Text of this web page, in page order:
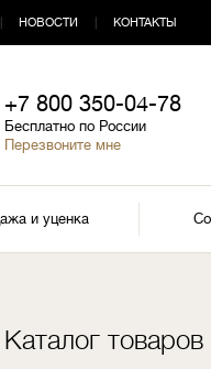
НОВОСТИ КОНТАКТЫ
+7 800 350-04-78
Бесплатно по России
Перезвоните мне
и уценка
Каталог товаров